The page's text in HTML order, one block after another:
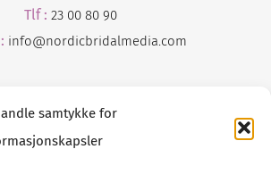
samtykke for
Tlf : 23 00 80 90
info@nordicbridalmedia.com